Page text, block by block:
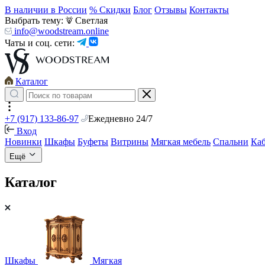
В наличии в России % Скидки Блог Отзывы Контакты
Выбрать тему:
Светлая
info@woodstream.online
Чаты и соц. сети:
Каталог
+7 (917) 133-86-97
Ежедневно 24/7
Вход
Новинки Шкафы Буфеты Витрины Мягкая мебель Спальни
Ещё
Каталог
Шкафы Мягкая